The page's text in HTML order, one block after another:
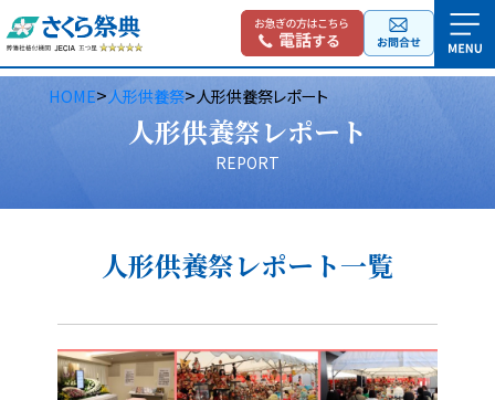
HOME>人形供養祭>人形供養祭レポート
人形供養祭レポート
REPORT
人形供養祭レポート一覧